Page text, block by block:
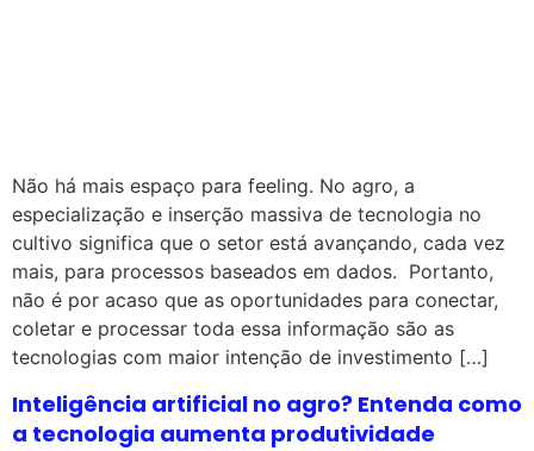
Não há mais espaço para feeling. No agro, a
especialização e inserção massiva de tecnologia no
cultivo significa que o setor está avançando, cada vez
mais, para processos baseados em dados. Portanto,
não é por acaso que as oportunidades para conectar,
coletar e processar toda essa informação são as
tecnologias com maior intenção de investimento […]
Inteligência artificial no agro? Entenda como
a tecnologia aumenta produtividade